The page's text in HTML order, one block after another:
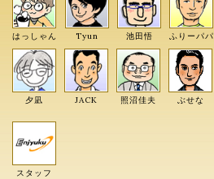
はっしゃん Tyun 池田悟 ふりーパパ
夕凪 JACK 照沼佳夫 ぶせな
スタッフ